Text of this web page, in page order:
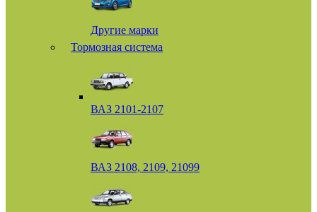
Другие марки
Тормозная система
ВАЗ 2101-2107
ВАЗ 2108, 2109, 21099